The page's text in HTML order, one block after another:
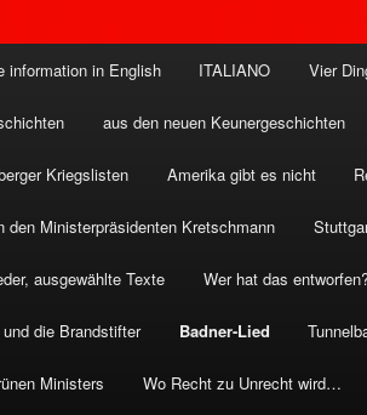
information in English ITALIANO Vier
aus den neuen Keunergeschichten
Kriegslisten Amerika gibt es nicht
den Ministerpräsidenten Kretschmann
ausgewählte Texte Wer hat das
die Brandstifter Badner-Lied
Ministers Wo Recht zu Unrecht wird…